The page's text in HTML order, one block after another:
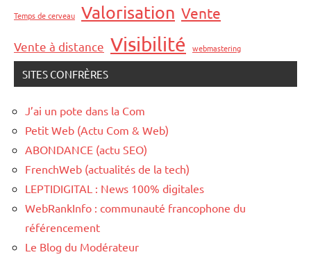
Temps de cerveau Valorisation Vente
Vente à distance Visibilité webmastering
SITES CONFRÈRES
J’ai un pote dans la Com
Petit Web (Actu Com & Web)
ABONDANCE (actu SEO)
FrenchWeb (actualités de la tech)
LEPTIDIGITAL : News 100% digitales
WebRankInfo : communauté francophone du
référencement
Le Blog du Modérateur